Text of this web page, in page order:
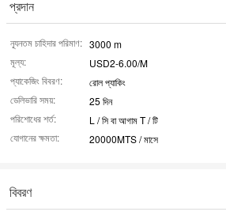
প্রদান
ন্যূনতম চাহিদার পরিমাণ: 3000 m
মূল্য:
USD2-6.00/M
প্যাকেজিং বিবরণ:
রোল প্যাকিং
ডেলিভারি সময়:
25 দিন
পরিশোধের শর্ত:
L / সি বা আগাম T / টি
যোগানের ক্ষমতা:
20000MTS / মাসে
বিবরণ